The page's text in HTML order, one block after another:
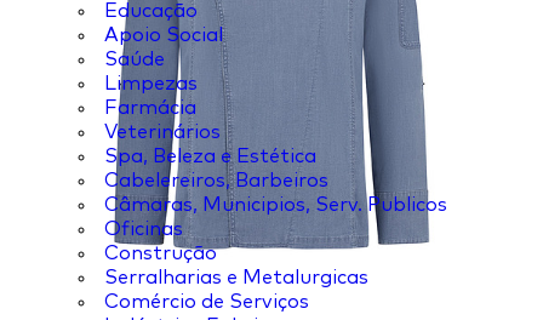
Educação
Apoio Social
Saúde
Limpezas
Farmácia
Veterinários
Spa, Beleza e Estética
Cabelereiros, Barbeiros
Câmaras, Municipios, Serv. Publicos
Oficinas
Construção
Serralharias e Metalurgicas
Comércio de Serviços